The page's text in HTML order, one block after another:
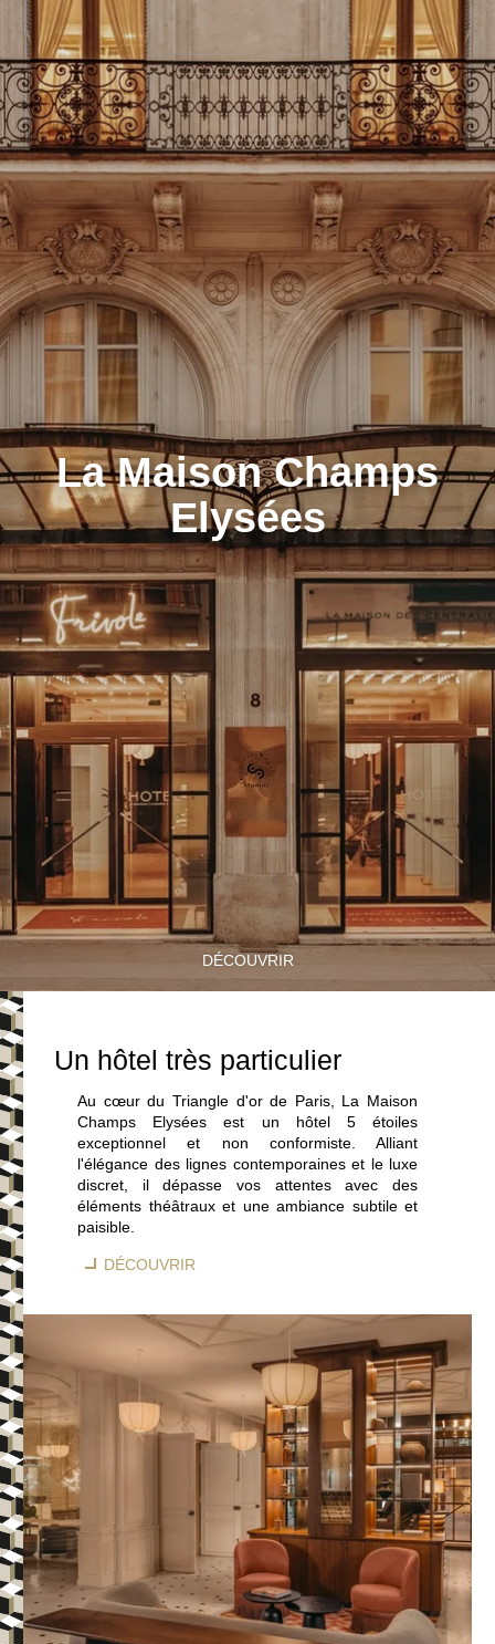
La Maison Champs
Elysées
DÉCOUVRIR
Un hôtel très particulier
Au cœur du Triangle d'or de Paris, La Maison
Champs Elysées est un hôtel 5 étoiles
exceptionnel et non conformiste. Alliant
l'élégance des lignes contemporaines et le luxe
discret, il dépasse vos attentes avec des
éléments théâtraux et une ambiance subtile et
paisible.
DÉCOUVRIR